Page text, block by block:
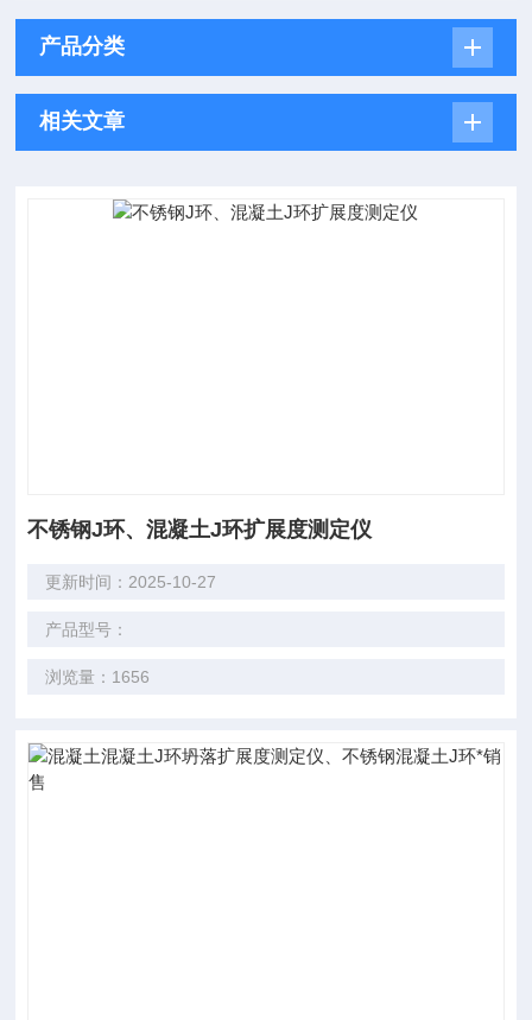
产品分类
相关文章
不锈钢J环、混凝土J环扩展度测定仪
更新时间：2025-10-27
产品型号：
浏览量：1656